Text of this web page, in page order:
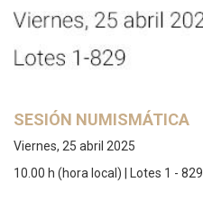
SESIÓN NUMISMÁTICA
Viernes, 25 abril 2025
10.00 h (hora local) | Lotes 1 - 829